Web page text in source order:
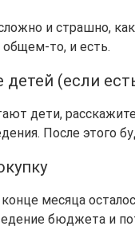
и страшно,
общем-то, и есть.
(если
дети,
После этого
месяца
бюджета и